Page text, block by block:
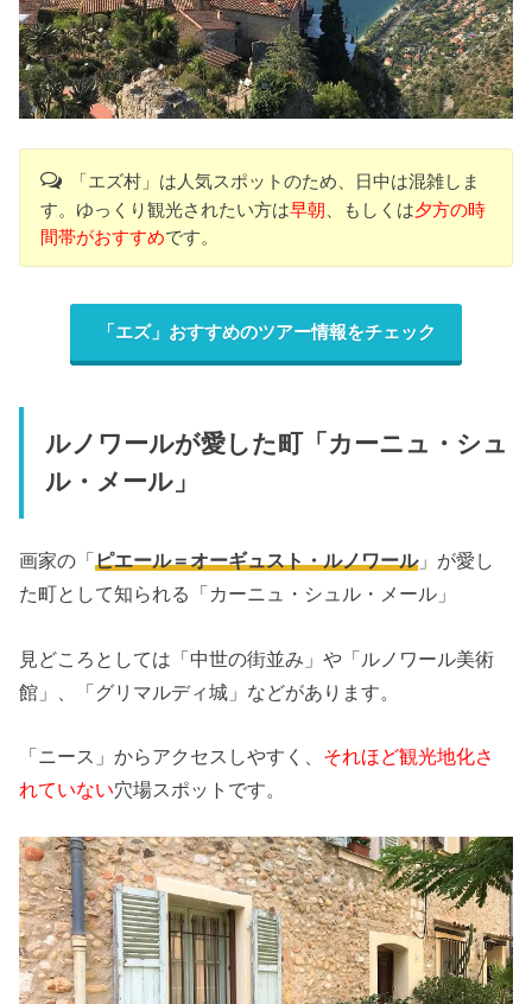
「エズ村」は人気スポットのため、日中は混雑しま
す。ゆっくり観光されたい方は早朝 、もしくは夕方の時
間帯がおすすめです。
「エズ」おすすめのツアー情報をチェック
ルノワールが愛した町「カーニュ・シュ
ル・メール」
画家の「ピエール＝オーギュスト・ルノワール」が愛し
た町として知られる「カーニュ・シュル・メール」
見どころとしては「中世の街並み」や「ルノワール美術
館」、「グリマルディ城」などがあります。
「ニース」からアクセスしやすく、 それほど観光地化さ
れていない穴場スポットです。